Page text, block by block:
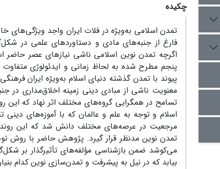
چکیده
تمدن اسلامی به‌ویژه در فلات ایران واجد ویژگی‌های
فارغ از جنبه‌های مادی و دستاوردهای علمی در
اگرچه تمدن نوین اسلامی ناشی نیازهای عصر حاضر
پنجم مطرح شده به لحاظ زمانی و ایدئولوژی
پیوند با تمدن گذشته دنیای اسلام به‌ویژه ایران
معنویت ناشی از مبادی دینی زمینه اخلاق‌مداری در
تسامح در همگرایی گروه‌های مختلف اثر نهاد که این
اسلام و توجه به علم و عالمان که با آموزه‌های
مرجعیت در عرصه‌های مختلف دانش شد که این روند
تمدن نوین مدنظر قرار گیرد. پژوهش حاضر با روش
می‌کوشد ضمن بازشناسی مؤلفه‌های تأثیرگذار بر
بیابد که در نیل به پیشرفت و تمدن‌سازی نوین کدام